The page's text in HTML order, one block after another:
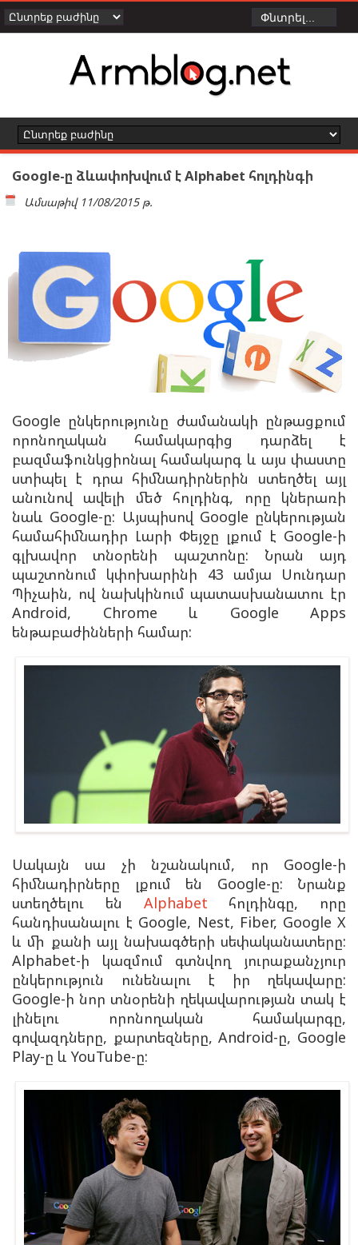
Google-ը ձևափոխվում է Alphabet հոլդինգի
Ամսաթիվ 11/08/2015 թ.
Google ընկերությունը ժամանակի ընթացքում
որոնողական համակարգից դարձել է
բազմաֆունկցիոնալ համակարգ և այս փաստը
ստիպել է դրա հիմնադիրներին ստեղծել այլ
անունով ավելի մեծ հոլդինգ, որը կներառի
նաև Google-ը: Այսպիսով Google ընկերության
համահիմնադիր Լարի Փեյջը լքում է Google-ի
գլխավոր տնօրենի պաշտոնը: Նրան այդ
պաշտոնում կփոխարինի 43 ամյա Սունդար
Պիչաին, ով նախկինում պատասխանատու էր
Android, Chrome և Google Apps
ենթաբաժինների համար:
Սակայն սա չի նշանակում, որ Google-ի
հիմնադիրները լքում են Google-ը: Նրանք
ստեղծելու են Alphabet հոլդինգը, որը
հանդիսանալու է Google, Nest, Fiber, Google X
և մի քանի այլ նախագծերի սեփականատերը:
Alphabet-ի կազմում գտնվող յուրաքանչյուր
ընկերություն ունենալու է իր ղեկավարը:
Google-ի նոր տնօրենի ղեկավարության տակ է
լինելու որոնողական համակարգը,
գովազդները, քարտեզները, Android-ը, Google
Play-ը և YouTube-ը: